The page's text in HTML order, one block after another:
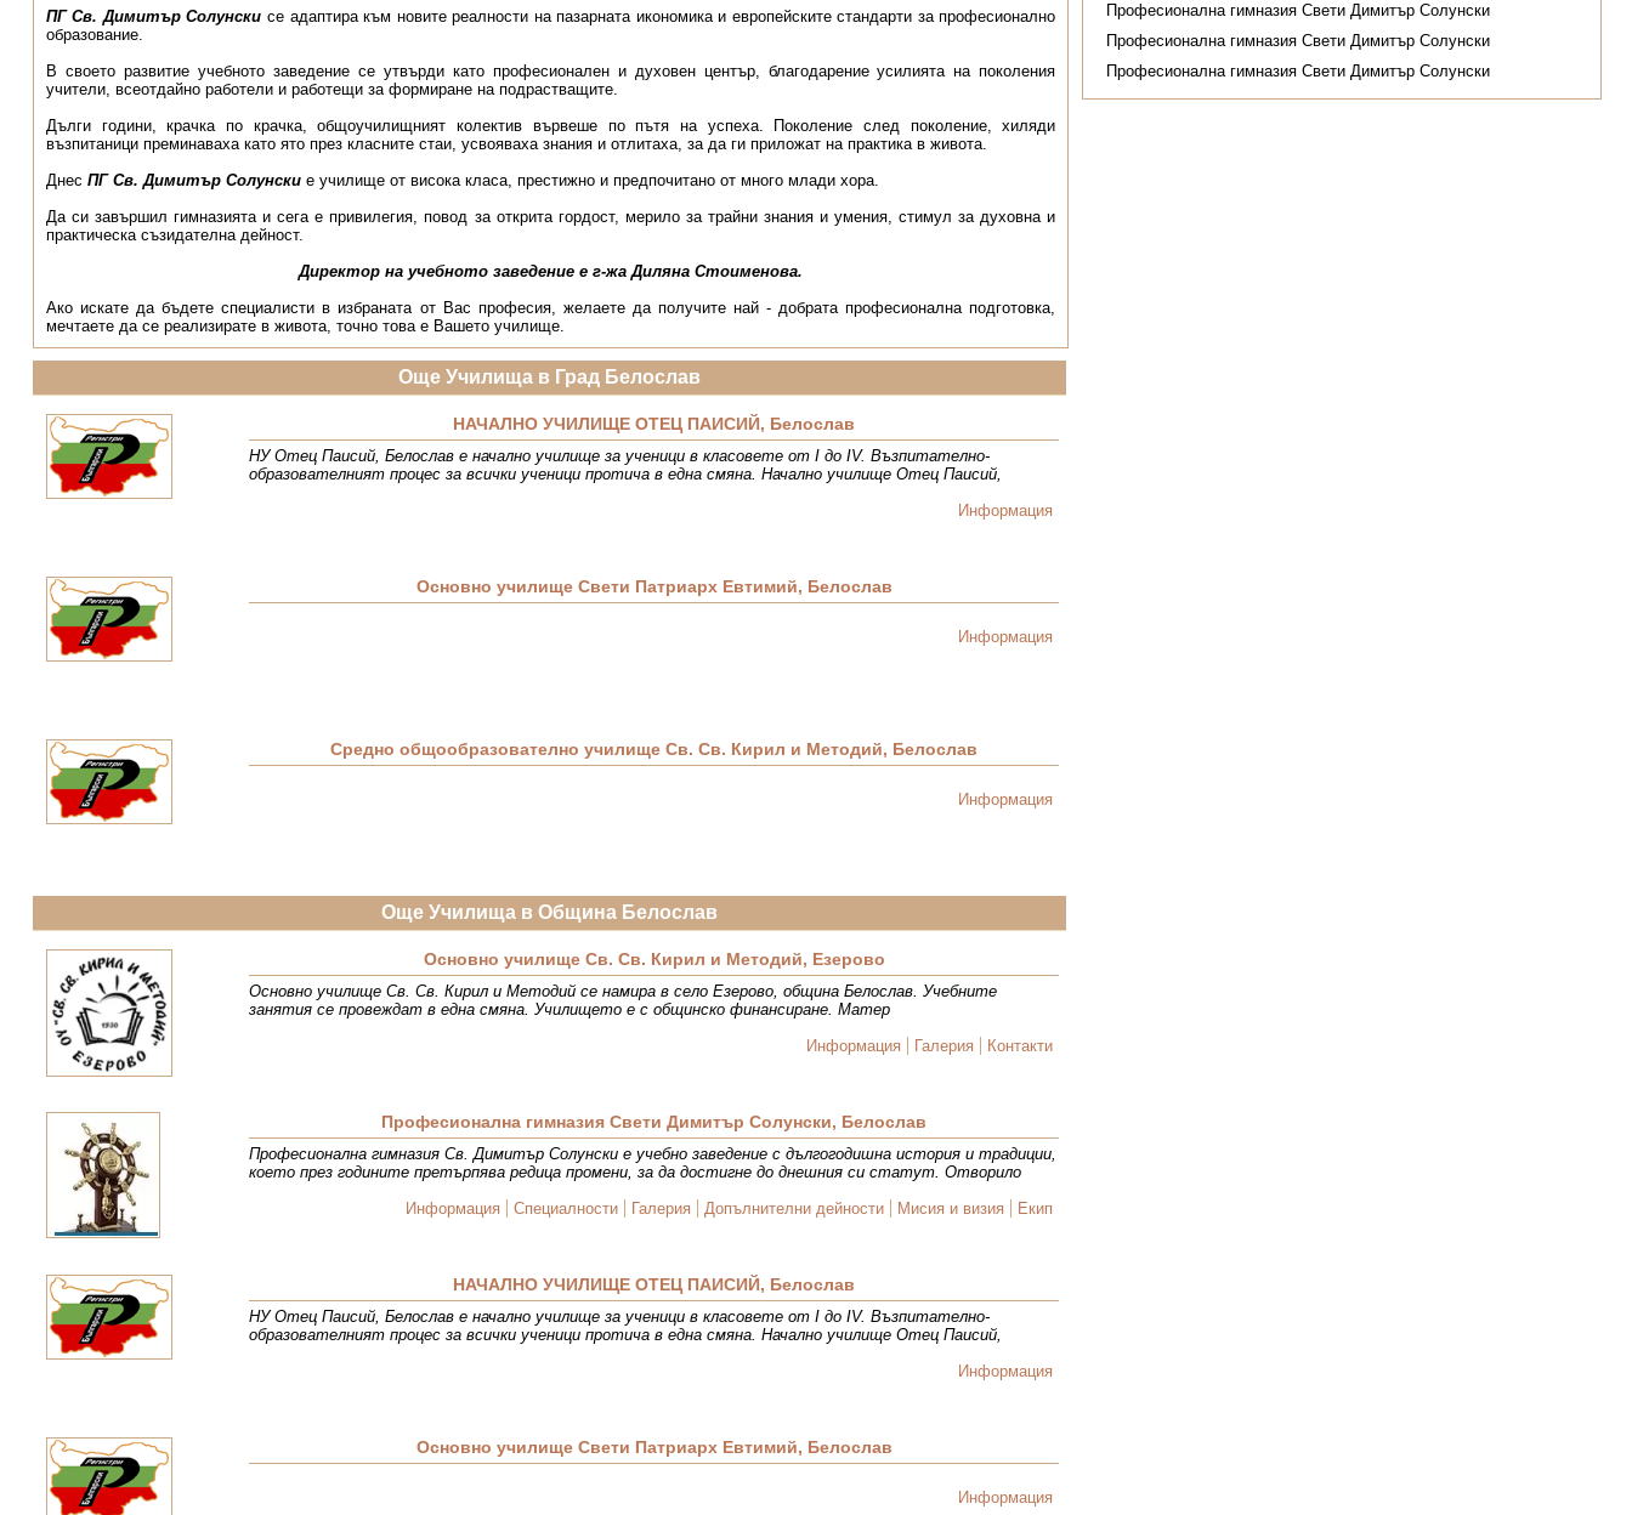
ПГ Св. Димитър Солунски се адаптира към новите реалности на пазарната икономика и европейските стандарти за професионално
образование.
В своето развитие учебното заведение се утвърди като професионален и духовен център, благода­рение усилията на поколения
учители, всеотдайно работели и работещи за формиране на подрастващите.
Дълги години, крачка по крачка, общоучилищният колектив вървеше по пътя на успеха. По­ко­­ле­ние след поколение, хиляди
възпитаници преминаваха като ято през класните стаи, усвояваха знания и отлитаха, за да ги приложат на практика в живота.
Днес ПГ Св. Димитър Солунские училище от висока класа, престижно и предпо­читано от много млади хора.
Да си завършил гимназията и сега е привилегия, повод за открита гордост, мерило за трайни знания и умения, стимул за духовна и
практическа съзидателна дейност.
Директор на учебното заведение е г-жа Диляна Стоименова.
Ако искате да бъдете специалисти в избраната от Вас професия, желаете да получите най - добрата професионална подготовка,
мечтаете да се реализирате в живота, точно това е Вашето училище.
Професионална гимназия Свети Димитър Солунски
Професионална гимназия Свети Димитър Солунски
Професионална гимназия Свети Димитър Солунски
Още Училища в Град Белослав
НАЧАЛНО УЧИЛИЩЕ ОТЕЦ ПАИСИЙ, Белослав
НУ Отец Паисий, Белослав е начално училище за ученици в класовете от I до IV. Възпитателно-
образователният процес за всички ученици протича в една смяна. Начално училище Отец Паисий,
Информация
Основно училище Свети Патриарх Евтимий, Белослав
Информация
Средно общообразователно училище Св. Св. Кирил и Методий, Белослав
Информация
Още Училища в Община Белослав
Основно училище Св. Св. Кирил и Методий, Езерово
Основно училище Св. Св. Кирил и Методий се намира в село Езерово, община Белослав. Учебните
занятия се провеждат в една смяна. Училището е с общинско финансиране. Матер
Информация
Галерия Контакти
Професионална гимназия Свети Димитър Солунски, Белослав
Професионална гимназия Св. Димитър Солунски е учебно заведение с дългогодишна история и традиции,
което през годините претърпява редица промени, за да достигне до днешния си статут. Отворило
Информация
Специалности Галерия Допълнителни дейности Мисия и визия Екип
НАЧАЛНО УЧИЛИЩЕ ОТЕЦ ПАИСИЙ, Белослав
НУ Отец Паисий, Белослав е начално училище за ученици в класовете от I до IV. Възпитателно-
образователният процес за всички ученици протича в една смяна. Начално училище Отец Паисий,
Информация
Основно училище Свети Патриарх Евтимий, Белослав
Информация